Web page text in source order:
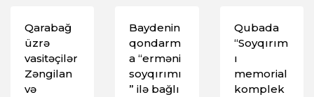
Qarabağ
üzrə
vasitəçilər
Zəngilan
və
Baydenin
qondarm
a “erməni
soyqırımı
” ilə bağlı
Qubada
“Soyqırım
ı
memorial
komplek